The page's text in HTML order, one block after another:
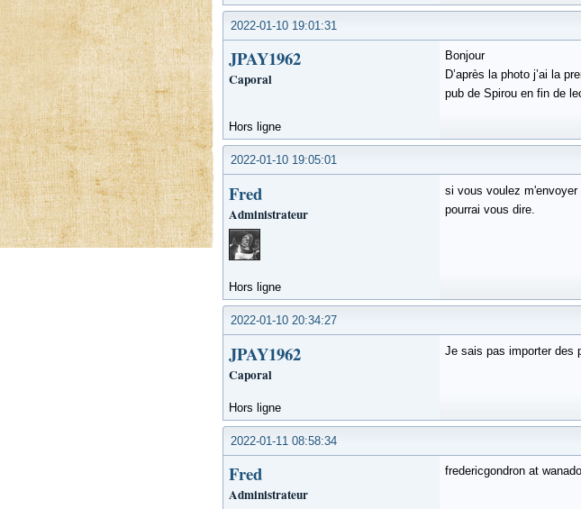
2022-01-10 19:01:31
JPAY1962
Caporal
Bonjour
D’après la photo j’ai la
pub de Spirou en fin de
Hors ligne
2022-01-10 19:05:01
Fred
Administrateur
si vous voulez m'envoyer
pourrai vous dire.
Hors ligne
2022-01-10 20:34:27
JPAY1962
Caporal
Je sais pas importer des
Hors ligne
2022-01-11 08:58:34
Fred
Administrateur
fredericgondron at